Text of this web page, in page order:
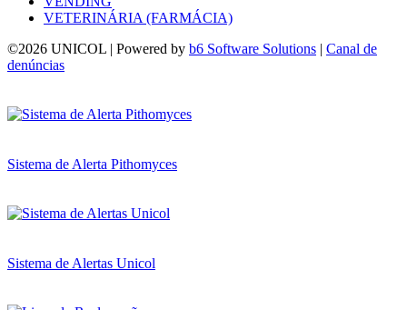
VETERINÁRIA (FARMÁCIA)
©2026 UNICOL | Powered by b6 Software Solutions | Canal de
denúncias
Sistema de Alerta Pithomyces
Sistema de Alertas Unicol